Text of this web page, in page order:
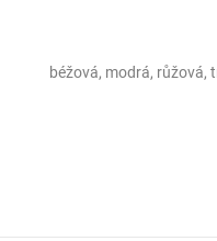
béžová, modrá, růžová,